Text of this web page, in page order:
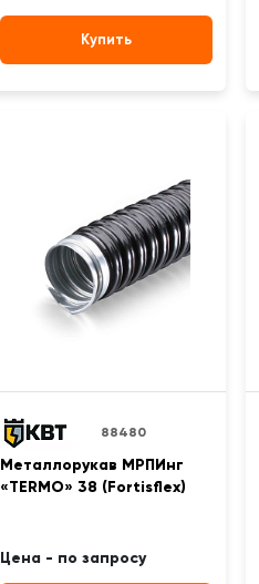
Купить
88480
Металлорукав МРПИнг
«TERMO» 38 (Fortisflex)
Цена - по запросу